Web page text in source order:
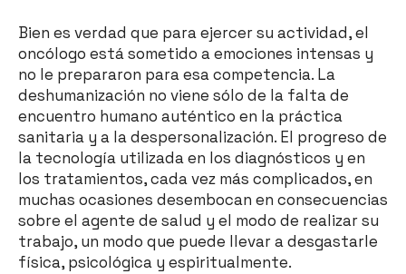
Bien es verdad que para ejercer su actividad, el
oncólogo está sometido a emociones intensas y
no le prepararon para esa competencia. La
deshumanización no viene sólo de la falta de
encuentro humano auténtico en la práctica
sanitaria y a la despersonalización. El progreso de
la tecnología utilizada en los diagnósticos y en
los tratamientos, cada vez más complicados, en
muchas ocasiones desembocan en consecuencias
sobre el agente de salud y el modo de realizar su
trabajo, un modo que puede llevar a desgastarle
física, psicológica y espiritualmente.